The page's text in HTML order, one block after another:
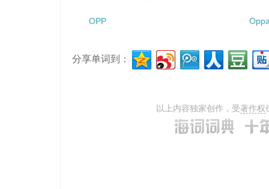
OPP
分享单词到：
以上内容独家创作，受著作权